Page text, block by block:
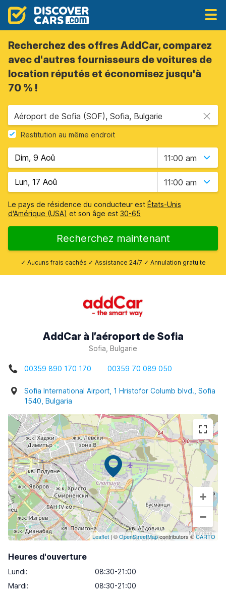
Recherchez des offres AddCar, comparez
avec d'autres fournisseurs de voitures de
location réputés et économisez jusqu'à
70 % !
Aéroport de Sofia (SOF), Sofia, Bulgarie
Restitution au même endroit
11:00 am
11:00 am
Le pays de résidence du conducteur est États-Unis
d'Amérique (USA) et son âge est 30-65
Recherchez maintenant
✓ Aucuns frais cachés ✓ Assistance 24/7 ✓ Annulation gratuite
AddCar à l’aéroport de Sofia
Sofia, Bulgarie
00359 890 170 170 00359 70 089 050
Sofia International Airport, 1 Hristofor Columb blvd., Sofia
1540, Bulgaria
+
−
Leaflet | ©OpenStreetMapcontributors ©CARTO
Heures d'ouverture
Lundi:
08:30-21:00
Mardi:
08:30-21:00